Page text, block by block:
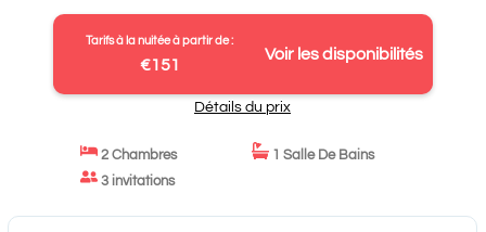
Tarifs à la nuitée à partir de :
€151
Voir les disponibilités
Détails du prix
2 Chambres
1 Salle De Bains
3 invitations